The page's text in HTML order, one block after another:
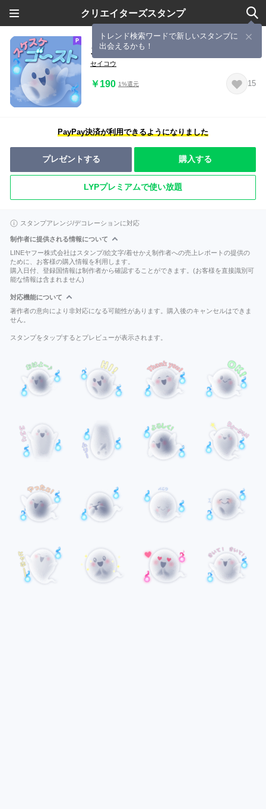
クリエイターズスタンプ
トレンド検索ワードで新しいスタンプに
出会えるかも！
スケスケゴースト
セイコウ
￥190 1%還元 15
PayPay決済が利用できるようになりました
プレゼントする 購入する
LYPプレミアムで使い放題
スタンプアレンジ/デコレーションに対応
制作者に提供される情報について
LINEヤフー株式会社はスタンプ/絵文字/着せかえ制作者への売上レポートの提供の
ために、お客様の購入情報を利用します。
購入日付、登録国情報は制作者から確認することができます。(お客様を直接識別可
能な情報は含まれません)
対応機能について
著作者の意向により非対応になる可能性があります。購入後のキャンセルはできま
せん。
スタンプをタップするとプレビューが表示されます。